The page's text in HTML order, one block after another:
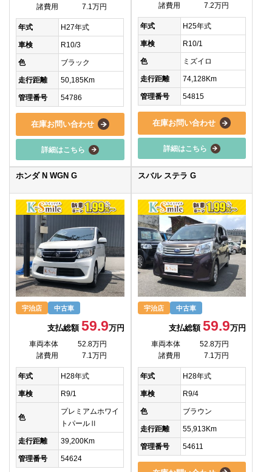
諸費用
7.1万円
年式 H27年式
車検 R10/3
色 ブラック
走行距離 50,185Km
管理番号 54786
在庫お問い合わせ
詳細はこちら
諸費用
7.2万円
年式 H25年式
車検 R10/1
色 ミズイロ
走行距離 74,128Km
管理番号 54815
在庫お問い合わせ
詳細はこちら
ホンダ N WGN G
宇治店 中古車
支払総額 59.9万円
車両本体
52.8万円
諸費用
7.1万円
年式 H28年式
車検 R9/1
色
プレミアムホワイ
トパールⅡ
走行距離 39,200Km
管理番号 54624
スバル ステラ G
宇治店 中古車
支払総額59.9万円
車両本体
52.8万円
諸費用
7.1万円
年式 H28年式
車検 R9/4
色 ブラウン
走行距離 55,913Km
管理番号 54611